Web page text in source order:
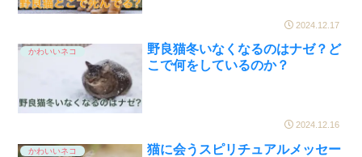
2024.12.17
かわいいネコ
野良猫冬いなくなるのはナゼ？ど
こで何をしているのか？
2024.12.16
かわいいネコ
猫に会うスピリチュアルメッセー